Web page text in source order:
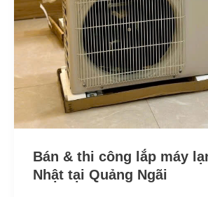
Bán & thi công lắp máy
Nhật tại Quảng Ngãi
Nhật
tại
Quảng